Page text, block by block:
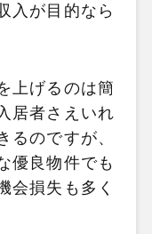
入が目的なら
上げるのは簡
居者さえいれ
るのですが、
優良物件でも
会損失も多く